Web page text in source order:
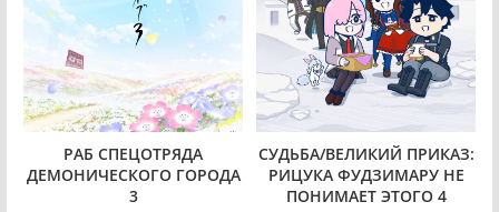
РАБ СПЕЦОТРЯДА
ДЕМОНИЧЕСКОГО ГОРОДА
3
СУДЬБА/ВЕЛИКИЙ ПРИКАЗ:
РИЦУКА ФУДЗИМАРУ НЕ
ПОНИМАЕТ ЭТОГО 4